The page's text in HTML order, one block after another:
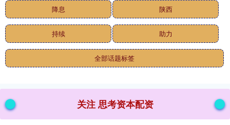
降息 陕西
持续 助力
全部话题标签
关注 思考资本配资